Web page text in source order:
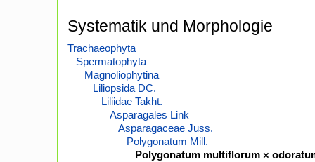
Systematik und Morphologie
Trachaeophyta
Spermatophyta
Magnoliophytina
Liliopsida DC.
Liliidae Takht.
Asparagales Link
Asparagaceae Juss.
Polygonatum Mill.
Polygonatum multiflorum ×